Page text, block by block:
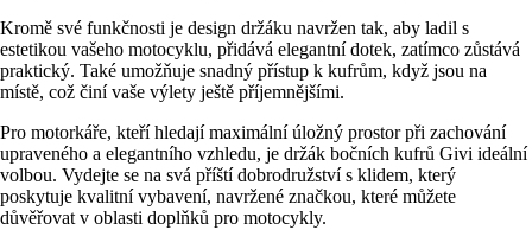
Kromě své funkčnosti je design držáku navržen tak, aby ladil s
estetikou vašeho motocyklu, přidává elegantní dotek, zatímco zůstává
praktický. Také umožňuje snadný přístup k kufrům, když jsou na
místě, což činí vaše výlety ještě příjemnějšími.
Pro motorkáře, kteří hledají maximální úložný prostor při zachování
upraveného a elegantního vzhledu, je držák bočních kufrů Givi ideální
volbou. Vydejte se na svá příští dobrodružství s klidem, který
poskytuje kvalitní vybavení, navržené značkou, které můžete
důvěřovat v oblasti doplňků pro motocykly.